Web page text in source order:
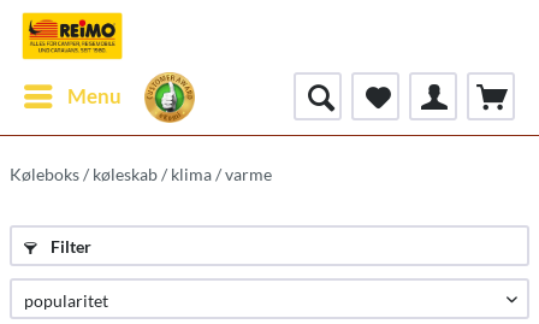
Menu
Køleboks / køleskab / klima / varme
Filter